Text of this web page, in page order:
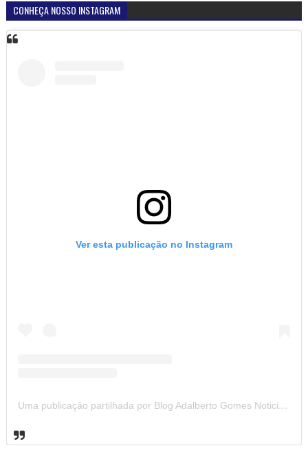
CONHEÇA NOSSO INSTAGRAM
Ver esta publicação no Instagram
Uma publicação partilhada por Blog Adalberto Gomes Noticias (@blogadalbertogomesnoticiass)